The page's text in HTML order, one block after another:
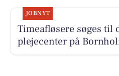
JOBNYT
Timeafløsere søges til
plejecenter på